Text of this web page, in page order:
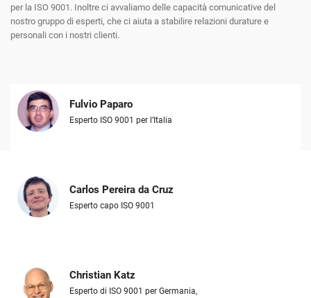
per la ISO 9001. Inoltre ci avvaliamo delle capacità comunicative del
nostro gruppo di esperti, che ci aiuta a stabilire relazioni durature e
personali con i nostri clienti.
Fulvio Paparo
Esperto ISO 9001 per l’Italia
Carlos Pereira da Cruz
Esperto capo ISO 9001
Christian Katz
Esperto di ISO 9001 per Germania,